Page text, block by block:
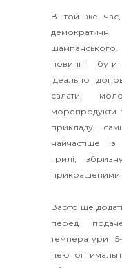
В той же час,
повинні
ідеально
салати,
морепродукти
прикладу,
найчастіше
грилі,
прикрашеними
Варто ще
перед
температури
нею